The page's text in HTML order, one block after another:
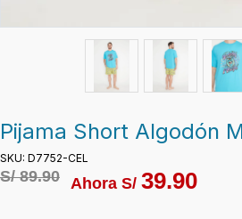
Pijama Short Algodón
SKU: D7752-CEL
S/89.90 Ahora S/ 39.90